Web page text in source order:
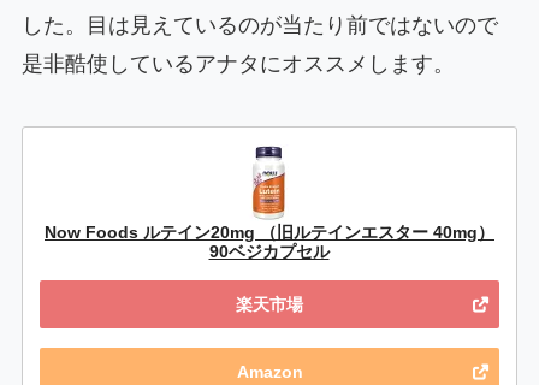
した。目は見えているのが当たり前ではないので
是非酷使しているアナタにオススメします。
Now Foods ルテイン20mg （旧ルテインエスター 40mg）
90ベジカプセル
楽天市場
Amazon